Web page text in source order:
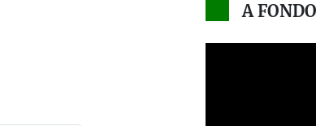
A FONDO